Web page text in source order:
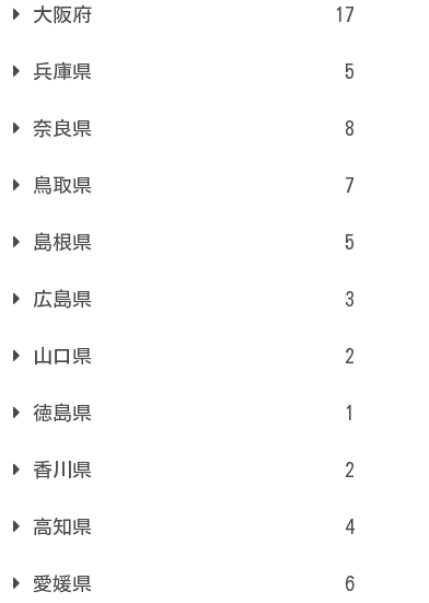
大阪府 17
兵庫県 5
奈良県 8
鳥取県 7
島根県 5
広島県 3
山口県 2
徳島県 1
香川県 2
高知県 4
愛媛県 6